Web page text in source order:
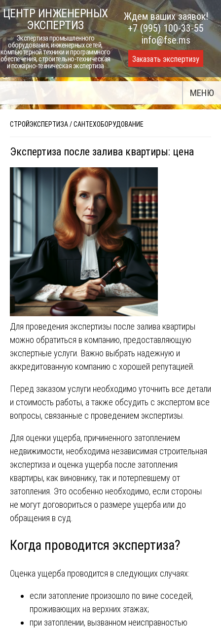
Skip
to
content
ЦЕНТР ИНЖЕНЕРНЫХ
ЭКСПЕРТИЗ
Экспертиза промышленного
оборудования, инженерных сетей,
компьютерной техники и программного
обеспечения, строительно-техническая
и пожарно-техническая экспертиза
Ждем ваших заявок!
+7 (995) 100-33-55
info@fse.ms
Заказать экспертизу
МЕНЮ
СТРОЙЭКСПЕРТИЗА/САНТЕХОБОРУДОВАНИЕ
Экспертиза после залива квартиры: цена
Для проведения экспертизы после залива квартиры
можно обратиться в компанию, предоставляющую
экспертные услуги. Важно выбрать надежную и
аккредитованную компанию с хорошей репутацией.
Перед заказом услуги необходимо уточнить все детали
и стоимость работы, а также обсудить с экспертом все
вопросы, связанные с проведением экспертизы.
Для оценки ущерба, причиненного затоплением
недвижимости, необходима независимая строительная
экспертиза и оценка ущерба после затопления
квартиры, как виновнику, так и потерпевшему от
затопления. Это особенно необходимо, если стороны
не могут договориться о размере ущерба или до
обращения в суд.
Когда проводится экспертиза?
Оценка ущерба проводится в следующих случаях:
если затопление произошло по вине соседей,
проживающих на верхних этажах;
при затоплении, вызванном неисправностью